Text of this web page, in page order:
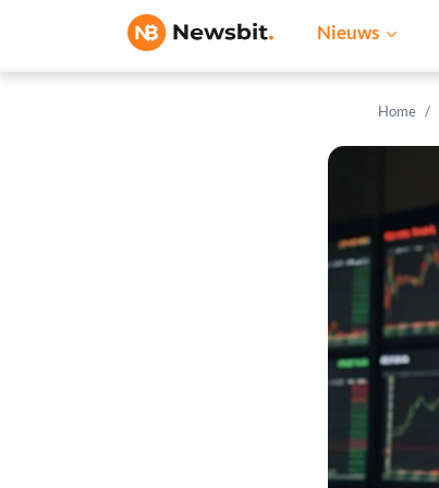
Nieuws
Home